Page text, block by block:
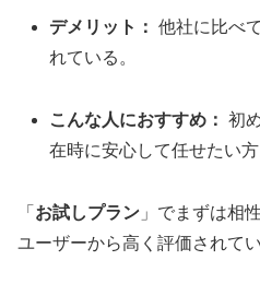
デメリット： 他社に比べ
れている。
こんな人におすすめ： 初
在時に安心して任せたい方
「 お試しプラン 」でまずは相
ユーザーから高く評価されてい